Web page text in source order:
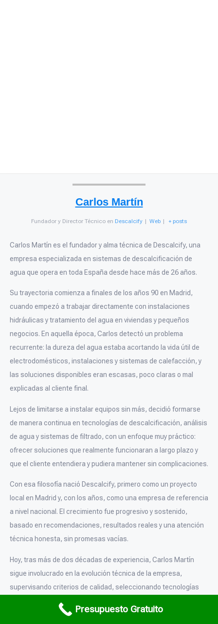
Carlos Martín
Fundador y Director Técnico en Descalcify | Web | + posts
Carlos Martín es el fundador y alma técnica de Descalcify, una
empresa especializada en sistemas de descalcificación de
agua que opera en toda España desde hace más de 26 años.
Su trayectoria comienza a finales de los años 90 en Madrid,
cuando empezó a trabajar directamente con instalaciones
hidráulicas y tratamiento del agua en viviendas y pequeños
negocios. En aquella época, Carlos detectó un problema
recurrente: la dureza del agua estaba acortando la vida útil de
electrodomésticos, instalaciones y sistemas de calefacción, y
las soluciones disponibles eran escasas, poco claras o mal
explicadas al cliente final.
Lejos de limitarse a instalar equipos sin más, decidió formarse
de manera continua en tecnologías de descalcificación, análisis
de agua y sistemas de filtrado, con un enfoque muy práctico:
ofrecer soluciones que realmente funcionaran a largo plazo y
que el cliente entendiera y pudiera mantener sin complicaciones.
Con esa filosofía nació Descalcify, primero como un proyecto
local en Madrid y, con los años, como una empresa de referencia
a nivel nacional. El crecimiento fue progresivo y sostenido,
basado en recomendaciones, resultados reales y una atención
técnica honesta, sin promesas vacías.
Hoy, tras más de dos décadas de experiencia, Carlos Martín
sigue involucrado en la evolución técnica de la empresa,
supervisando criterios de calidad, seleccionando tecnologías
empresas de toda España a proteger sus instalaciones del
Presupuesto Gratuito